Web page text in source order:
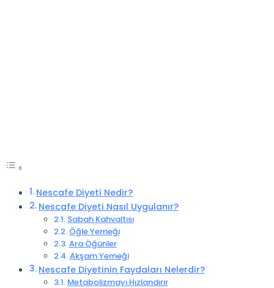
Nescafe Diyeti Nedir?
Nescafe Diyeti Nasıl Uygulanır?
Sabah Kahvaltısı
Öğle Yemeği
Ara Öğünler
Akşam Yemeği
Nescafe Diyetinin Faydaları Nelerdir?
Metabolizmayı Hızlandırır